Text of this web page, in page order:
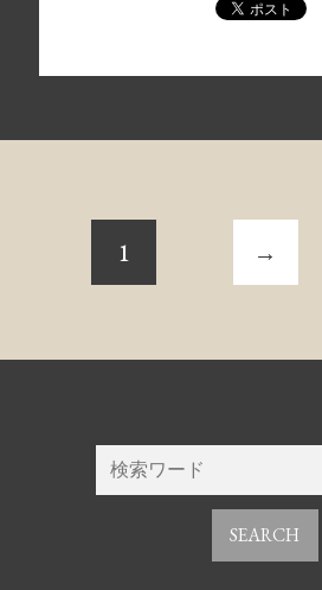
SEARCH
1 →